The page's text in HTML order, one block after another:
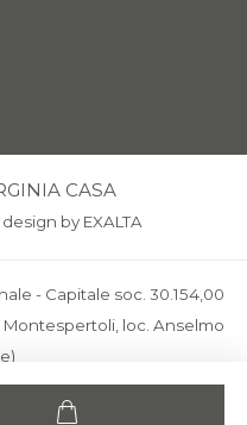
CASA
design by EXALTA
- Capitale soc. 30.154,00
Montespertoli, loc. Anselmo
REA: FI-227733 - PEC: